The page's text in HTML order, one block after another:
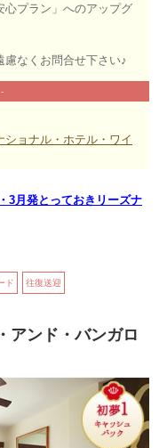
心プラン」へのアップグ
慮なくお問合せ下さい♪
ョナル・ホテル・ワイ
月発とっておきリーズナ
ド 往復送迎
アンド・バンガロ